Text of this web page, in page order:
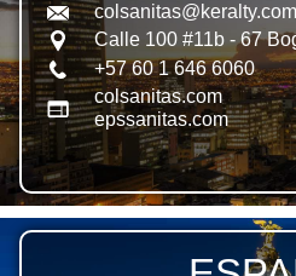
colsanitas@keralty.com
Calle 100 #11b - 67
+57 60 1 646 6060
colsanitas.com
epssanitas.com